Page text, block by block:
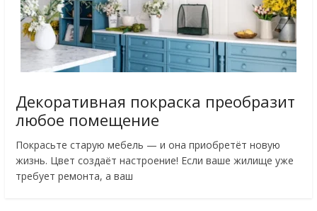
Декоративная покраска преобразит
любое помещение
Покрасьте старую мебель — и она приобретёт новую
жизнь. Цвет создаёт настроение! Если ваше жилище уже
требует ремонта, а ваш